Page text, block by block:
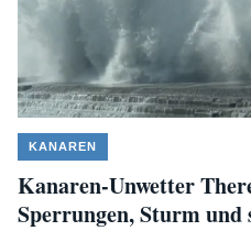
KANAREN
Kanaren-Unwetter
Sperrungen, Sturm und